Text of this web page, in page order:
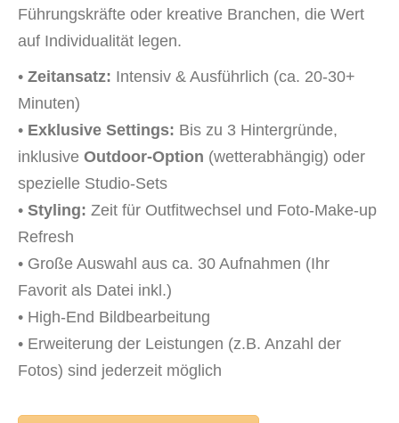
Führungskräfte oder kreative Branchen, die Wert
auf Individualität legen.
• Zeitansatz: Intensiv & Ausführlich (ca. 20-30+
Minuten)
• Exklusive Settings: Bis zu 3 Hintergründe,
inklusive Outdoor-Option (wetterabhängig) oder
spezielle Studio-Sets
• Styling: Zeit für Outfitwechsel und Foto-Make-up
Refresh
• Große Auswahl aus ca. 30 Aufnahmen (Ihr
Favorit als Datei inkl.)
• High-End Bildbearbeitung
• Erweiterung der Leistungen (z.B. Anzahl der
Fotos) sind jederzeit möglich